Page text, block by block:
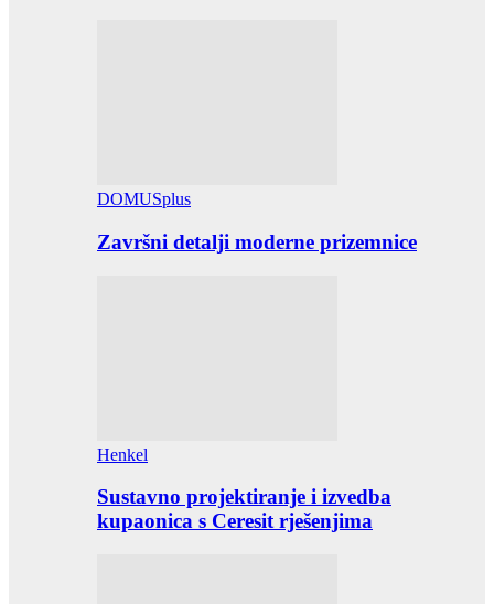
DOMUSplus
Završni detalji moderne prizemnice
Henkel
Sustavno projektiranje i izvedba
kupaonica s Ceresit rješenjima